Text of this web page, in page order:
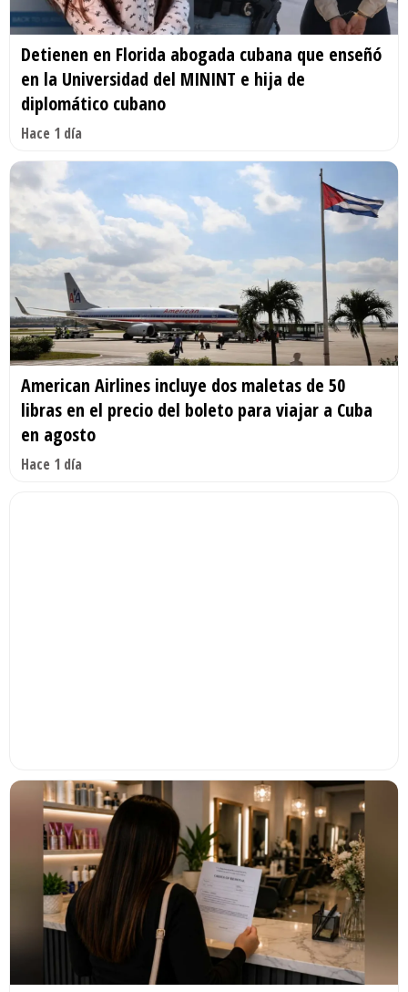
Detienen en Florida abogada cubana que enseñó
en la Universidad del MININT e hija de
diplomático cubano
Hace 1 día
American Airlines incluye dos maletas de 50
libras en el precio del boleto para viajar a Cuba
en agosto
Hace 1 día